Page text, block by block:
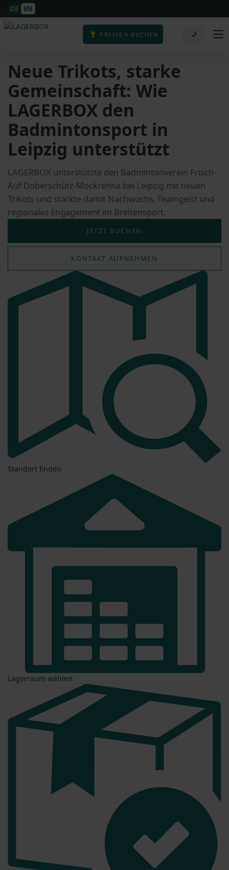
DE EN
PREISE & BUCHEN
Neue Trikots, starke
Gemeinschaft: Wie
LAGERBOX den
Badmintonsport in
Leipzig unterstützt
LAGERBOX unterstützte den Badmintonverein Frisch-
Auf Doberschütz-Mockrehna bei Leipzig mit neuen
Trikots und stärkte damit Nachwuchs, Teamgeist und
regionales Engagement im Breitensport.
JETZT BUCHEN
KONTAKT AUFNEHMEN
Standort finden
Lagerraum wählen